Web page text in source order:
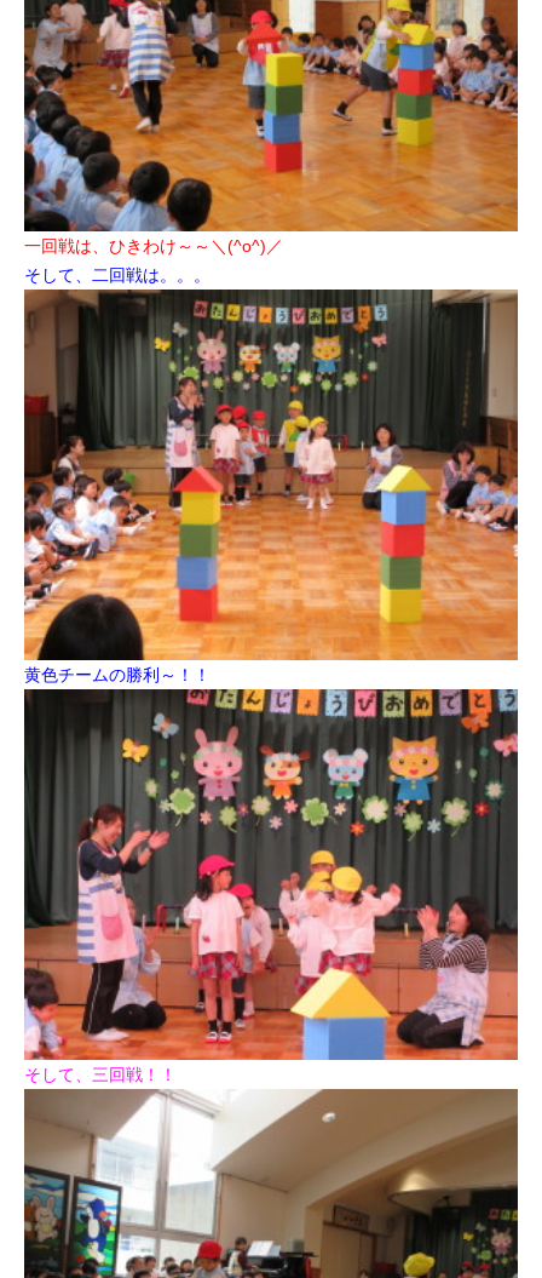
一回戦は、ひきわけ～～＼(^o^)／
そして、二回戦は。。。
黄色チームの勝利～！！
そして、三回戦！！